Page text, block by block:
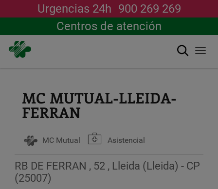
Urgencias 24h 900 269 269
Centros de atención
搜索
MC MUTUAL-LLEIDA-
FERRAN
MC Mutual Asistencial
RB DE FERRAN , 52 , Lleida (Lleida) - CP
(25007)